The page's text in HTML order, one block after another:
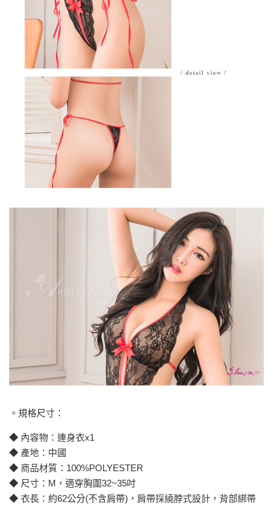
。規格尺寸：
◆ 內容物：連身衣x1
◆ 產地：中國
◆ 商品材質：100%POLYESTER
◆ 尺寸：M，適穿胸圍32~35吋
◆ 衣長：約62公分(不含肩帶)，肩帶採繞脖式設計，背部綁帶